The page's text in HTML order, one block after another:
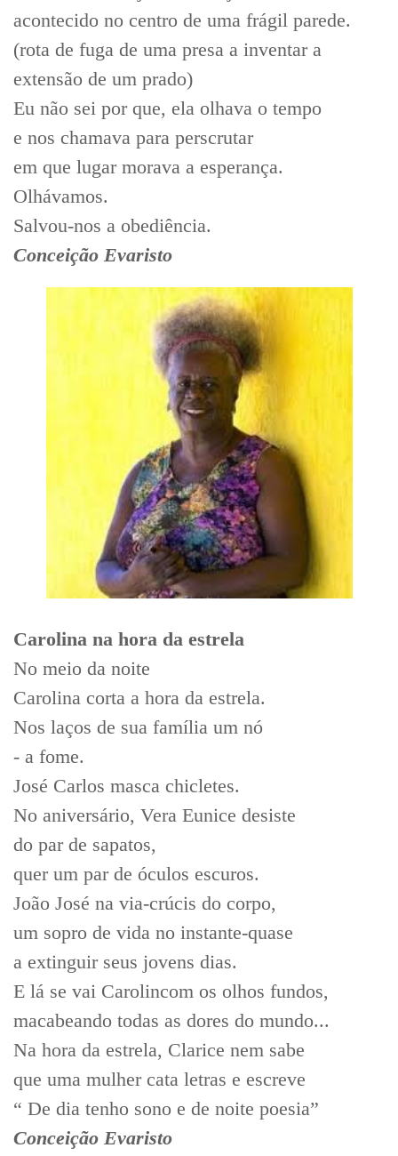
acontecido no centro de uma frágil parede.
(rota de fuga de uma presa a inventar a
extensão de um prado)
Eu não sei por que, ela olhava o tempo
e nos chamava para perscrutar
em que lugar morava a esperança.
Olhávamos.
Salvou-nos a obediência.
Conceição Evaristo
Carolina na hora da estrela
No meio da noite
Carolina corta a hora da estrela.
Nos laços de sua família um nó
- a fome.
José Carlos masca chicletes.
No aniversário, Vera Eunice desiste
do par de sapatos,
quer um par de óculos escuros.
João José na via-crúcis do corpo,
um sopro de vida no instante-quase
a extinguir seus jovens dias.
E lá se vai Carolincom os olhos fundos,
macabeando todas as dores do mundo...
Na hora da estrela, Clarice nem sabe
que uma mulher cata letras e escreve
“ De dia tenho sono e de noite poesia”
Conceição Evaristo